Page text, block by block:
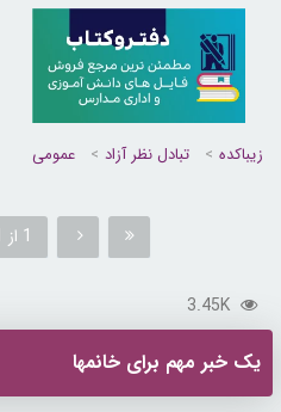
زیباکده تبادل نظر آزاد عمومی
1 از 1
3.45K
یک خبر مهم برای خانمها